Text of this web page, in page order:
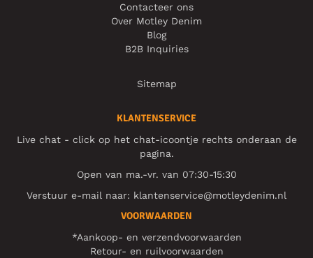
Contacteer ons
Over Motley Denim
Blog
B2B Inquiries
Sitemap
KLANTENSERVICE
Live chat - click op het chat-icoontje rechts onderaan de
pagina.
Open van ma.-vr. van 07:30-15:30
Verstuur e-mail naar: klantenservice@motleydenim.nl
VOORWAARDEN
*Aankoop- en verzendvoorwaarden
Retour- en ruilvoorwaarden